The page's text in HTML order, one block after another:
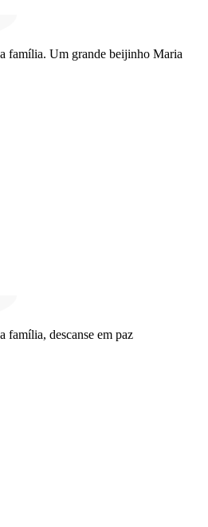
família. Um grande beijinho Maria
família, descanse em paz